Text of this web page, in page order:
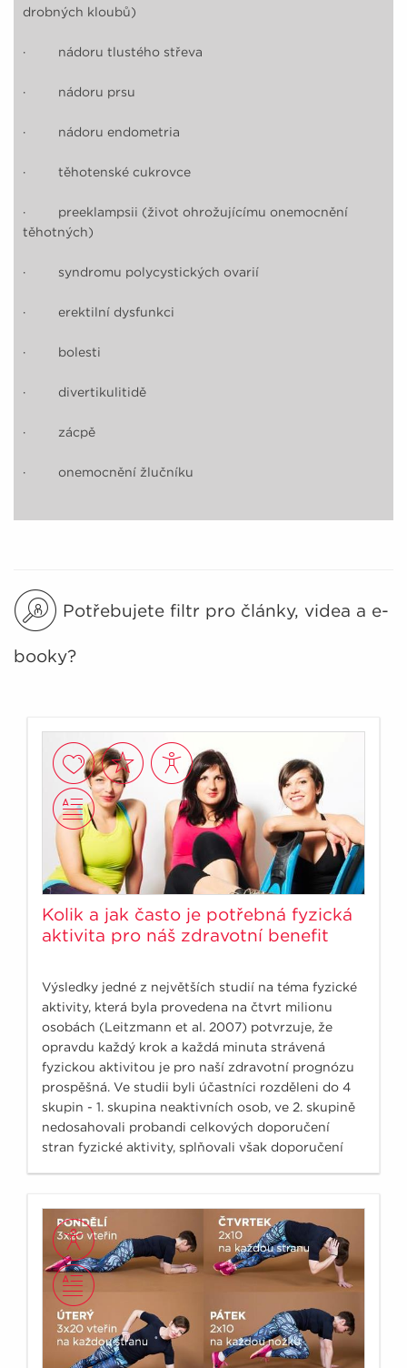
drobných kloubů)
· nádoru tlustého střeva
· nádoru prsu
· nádoru endometria
· těhotenské cukrovce
· preeklampsii (život ohrožujícímu onemocnění
těhotných)
· syndromu polycystických ovarií
· erektilní dysfunkci
· bolesti
· divertikulitidě
· zácpě
· onemocnění žlučníku
Potřebujete filtr pro články, videa a e-
booky?
Kolik a jak často je potřebná fyzická
aktivita pro náš zdravotní benefit
Výsledky jedné z největších studií na téma fyzické
aktivity, která byla provedena na čtvrt milionu
osobách (Leitzmann et al. 2007) potvrzuje, že
opravdu každý krok a každá minuta strávená
fyzickou aktivitou je pro naší zdravotní prognózu
prospěšná. Ve studii byli účastníci rozděleni do 4
skupin - 1. skupina neaktivních osob, ve 2. skupině
nedosahovali probandi celkových doporučení
stran fyzické aktivity, splňovali však doporučení